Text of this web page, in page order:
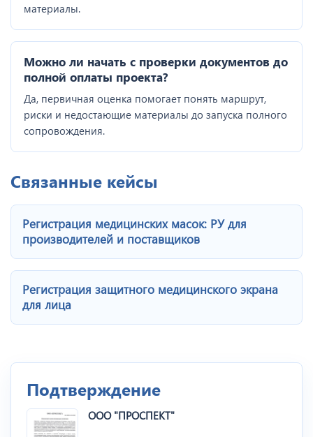
материалы.
Можно ли начать с проверки документов до
полной оплаты проекта?
Да, первичная оценка помогает понять маршрут,
риски и недостающие материалы до запуска полного
сопровождения.
Связанные кейсы
Регистрация медицинских масок: РУ для
производителей и поставщиков
Регистрация защитного медицинского экрана
для лица
Подтверждение
ООО "ПРОСПЕКТ"